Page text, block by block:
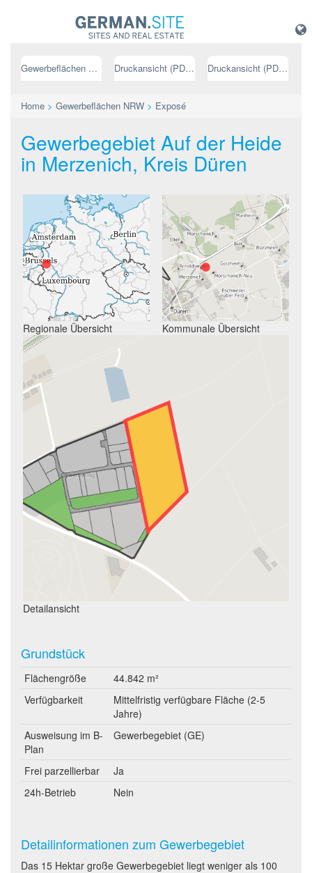
Gewerbeflächen NRW Druckansicht (PDF) // deutsch Druckansicht (PDF) // englisch
Home > Gewerbeflächen NRW > Exposé
Gewerbegebiet Auf der Heide
in Merzenich, Kreis Düren
Regionale Übersicht Kommunale Übersicht
Detailansicht
Grundstück
Flächengröße
44.842 m²
Verfügbarkeit
Mittelfristig verfügbare Fläche (2-5
Jahre)
Ausweisung im B-
Plan
Gewerbegebiet (GE)
Frei parzellierbar
Ja
24h-Betrieb
Nein
Detailinformationen zum Gewerbegebiet
Das 15 Hektar große Gewerbegebiet liegt weniger als 100